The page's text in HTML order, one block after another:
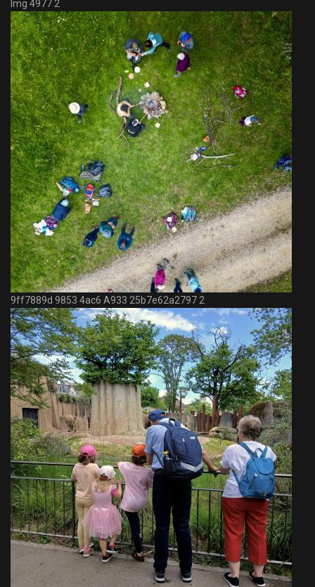
Img 4977 2
9ff7889d 9853 4ac6 A933 25b7e62a2797 2